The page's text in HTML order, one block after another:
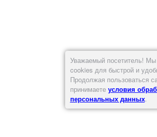
Уважаемый посетитель! Мы
cookies для быстрой и
Продолжая пользоваться
принимаете условия
персональных данных.